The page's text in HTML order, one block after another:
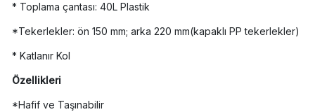
* Toplama çantası: 40L Plastik
*Tekerlekler: ön 150 mm; arka 220 mm(kapaklı PP tekerlekler)
* Katlanır Kol
Özellikleri
*Hafif ve Taşınabilir